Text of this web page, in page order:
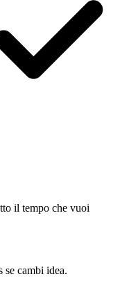
il tempo che vuoi
se cambi idea.